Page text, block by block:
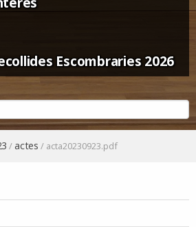
Escombraries 2026
/actes / acta20230923.pdf